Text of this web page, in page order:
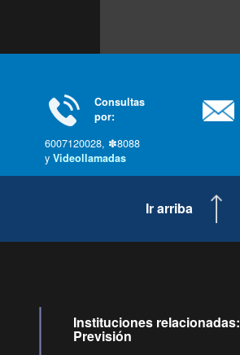
Consultas
por:
6007120028, ✽8088
y Videollamadas
Ir arriba
Instituciones relacionadas:
Previsión